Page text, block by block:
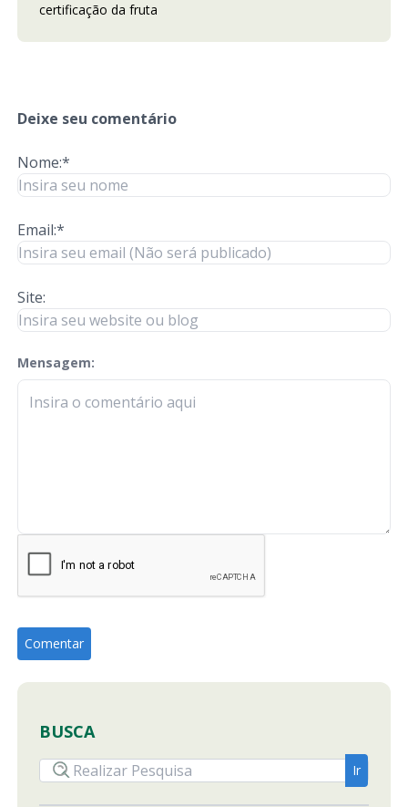
certificação da fruta
Deixe seu comentário
Nome:*
Email:*
Site:
Mensagem:
check-terms
BUSCA